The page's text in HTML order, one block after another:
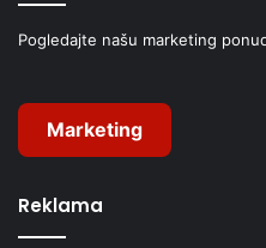
Pogledajte našu marketing
Marketing
Reklama